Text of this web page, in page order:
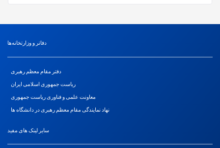
دفاتر و وزارتخانه‌ها
دفتر مقام معظم رهبری
ریاست جمهوری اسلامی ایران
معاونت علمی و فناوری ریاست جمهوری
نهاد نمایندگی مقام معظم رهبری در دانشگاه ها
سایر لینک های مفید